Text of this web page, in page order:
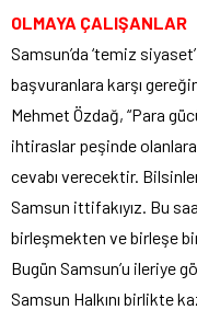
OLMAYA ÇALIŞANLAR
Samsun’da ‘temiz
başvuranlara karşı
Mehmet Özdağ, “Para
ihtiraslar peşinde
cevabı verecektir.
Samsun ittifakıyız. Bu
birleşmekten ve birleşe
Bugün Samsun’u ileriye
Samsun Halkını birlikte